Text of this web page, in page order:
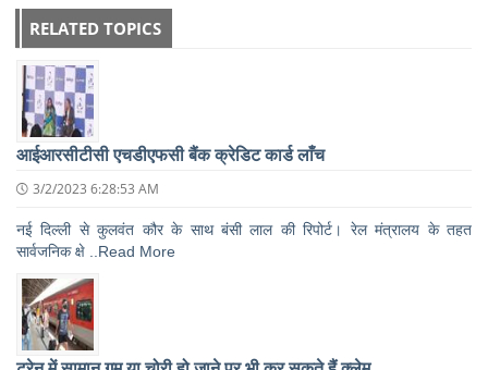
RELATED TOPICS
आईआरसीटीसी एचडीएफसी बैंक क्रेडिट कार्ड लाँच
3/2/2023 6:28:53 AM
नई दिल्ली से कुलवंत कौर के साथ बंसी लाल की रिपोर्ट। रेल मंत्रालय के तहत
सार्वजनिक क्षे ..Read More